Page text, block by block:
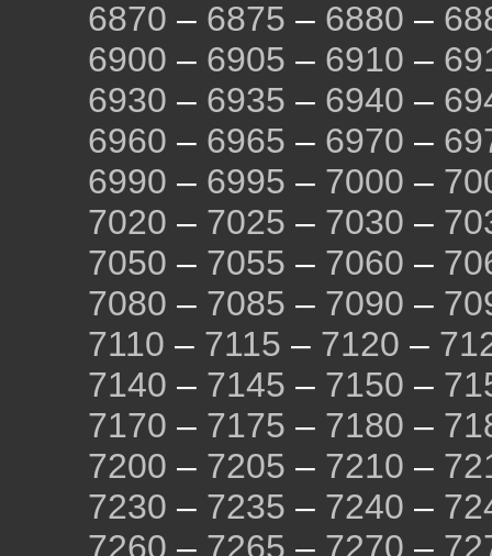
6870 – 6875 – 6880 –
6900 – 6905 – 6910 –
6930 – 6935 – 6940 –
6960 – 6965 – 6970 –
6990 – 6995 – 7000 –
7020 – 7025 – 7030 –
7050 – 7055 – 7060 –
7080 – 7085 – 7090 –
7110 – 7115 – 7120 –
7140 – 7145 – 7150 –
7170 – 7175 – 7180 –
7200 – 7205 – 7210 –
7230 – 7235 – 7240 –
7260 – 7265 – 7270 –